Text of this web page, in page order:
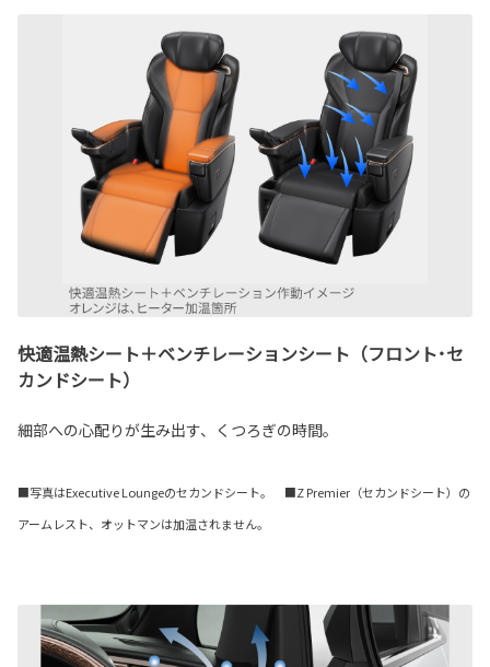
快適温熱シート＋ベンチレーションシート（フロント･セ
カンドシート）
細部への心配りが生み出す、くつろぎの時間。
■写真はExecutive Loungeのセカンドシート。 ■Z Premier（セカンドシート）の
アームレスト、オットマンは加温されません。